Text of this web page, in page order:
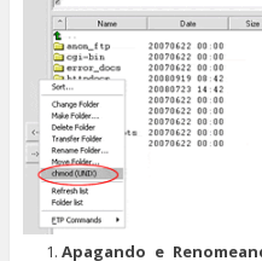
Apagando e